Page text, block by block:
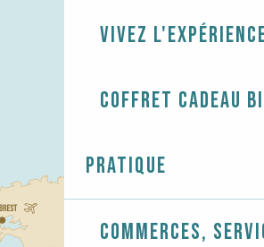
Vivez
Coffret cadeau
Pratique
Commerces,